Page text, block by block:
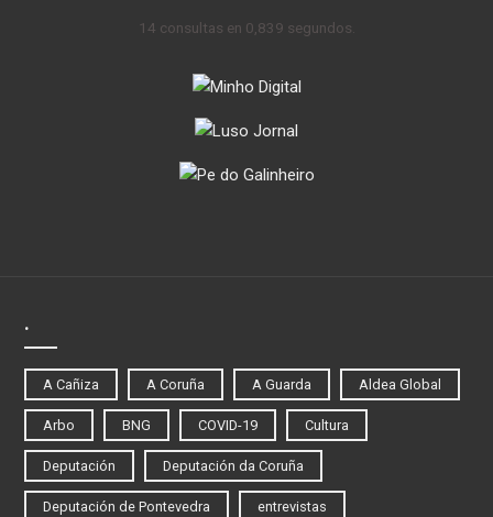
14 consultas en 0,839 segundos.
.
A Cañiza A Coruña A Guarda Aldea Global
Arbo BNG COVID-19 Cultura
Deputación Deputación da Coruña
Deputación de Pontevedra entrevistas